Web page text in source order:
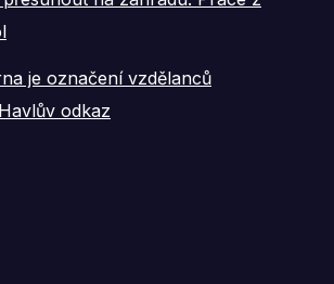
je označení vzdělanců
odkaz